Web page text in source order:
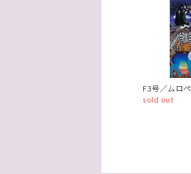
F3号／ムロペ
sold out